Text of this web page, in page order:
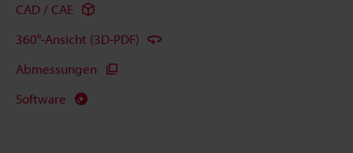
CAD / CAE
360°-Ansicht (3D-PDF)
Abmessungen
Software